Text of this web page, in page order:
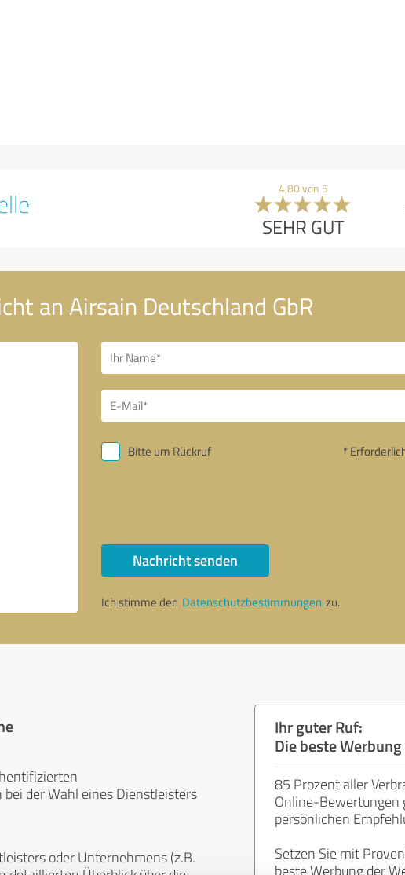
4,80 von 5
SEHR GUT
an Airsain Deutschland GbR
Bitte um Rückruf *
Nachricht senden
Ich stimme den Datenschutzbestimmungen zu.
der Wahl eines Dienstleisters
oder Unternehmens (z.B.
Ihr guter Ruf:
Die beste
85 Prozent aller
Online-Bewertungen
persönlichen
Setzen Sie mit
beste Werbung der